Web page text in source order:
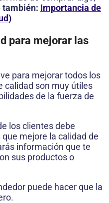
también: Importancia de
para mejorar las
para mejorar todos los
calidad son muy útiles
de la fuerza de
los clientes debe
mejore la calidad de
información que te
sus productos o
puede hacer que la